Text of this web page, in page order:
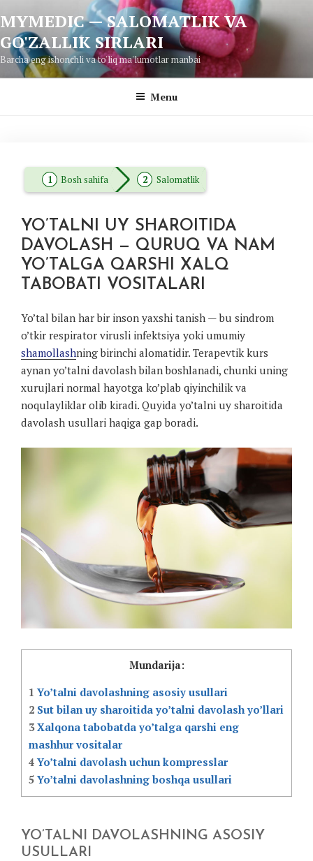
to
content
MYMEDIC — SALOMATLIK VA
GO'ZALLIK SIRLARI
Barcha eng ishonchli va to'liq ma'lumotlar manbai
Menu
Bosh sahifa Salomatlik
YO’TALNI UY SHAROITIDA
DAVOLASH — QURUQ VA NAM
YO’TALGA QARSHI XALQ
TABOBATI VOSITALARI
Yo’tal bilan har bir inson yaxshi tanish — bu sindrom
o’tkir respirator virusli infektsiya yoki umumiy
shamollashning birinchi alomatidir. Terapevtik kurs
aynan yo’talni davolash bilan boshlanadi, chunki uning
xurujlari normal hayotga ko’plab qiyinchilik va
noqulayliklar olib kiradi. Quyida yo’talni uy sharoitida
davolash usullari haqiga gap boradi.
Mundarija:
1 Yo’talni davolashning asosiy usullari
2 Sut bilan uy sharoitida yo’talni davolash yo’llari
3Xalqona tabobatda yo’talga qarshi eng
mashhur vositalar
4Yo’talni davolash uchun kompresslar
5Yo’talni davolashning boshqa usullari
YO’TALNI DAVOLASHNING ASOSIY
USULLARI